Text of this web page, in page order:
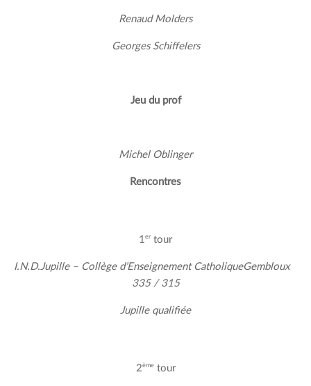
Renaud Molders
Georges Schiffelers
Jeu du prof
Michel Oblinger
Rencontres
1er tour
I.N.D.Jupille – Collège d’Enseignement CatholiqueGembloux
335 / 315
Jupille qualifiée
2èmetour